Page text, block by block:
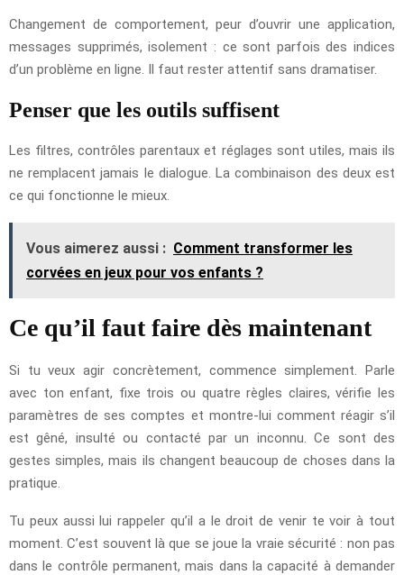
Changement de comportement, peur d’ouvrir une application,
messages supprimés, isolement : ce sont parfois des indices
d’un problème en ligne. Il faut rester attentif sans dramatiser.
Penser que les outils suffisent
Les filtres, contrôles parentaux et réglages sont utiles, mais ils
ne remplacent jamais le dialogue. La combinaison des deux est
ce qui fonctionne le mieux.
Vous aimerez aussi : Comment transformer les
corvées en jeux pour vos enfants ?
Ce qu’il faut faire dès maintenant
Si tu veux agir concrètement, commence simplement. Parle
avec ton enfant, fixe trois ou quatre règles claires, vérifie les
paramètres de ses comptes et montre-lui comment réagir s’il
est gêné, insulté ou contacté par un inconnu. Ce sont des
gestes simples, mais ils changent beaucoup de choses dans la
pratique.
Tu peux aussi lui rappeler qu’il a le droit de venir te voir à tout
moment. C’est souvent là que se joue la vraie sécurité : non pas
dans le contrôle permanent, mais dans la capacité à demander